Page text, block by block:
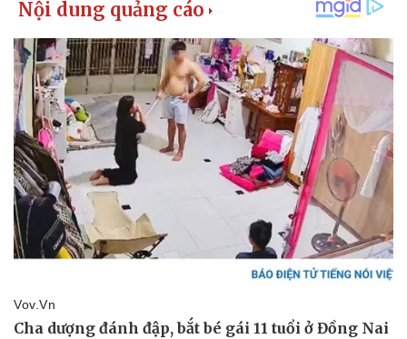
Pháp luật
Vụ án
Tin nóng
Tư vấn luật
Quân sự - Quốc phòng
Vũ khí
Việt Nam
Phân tích